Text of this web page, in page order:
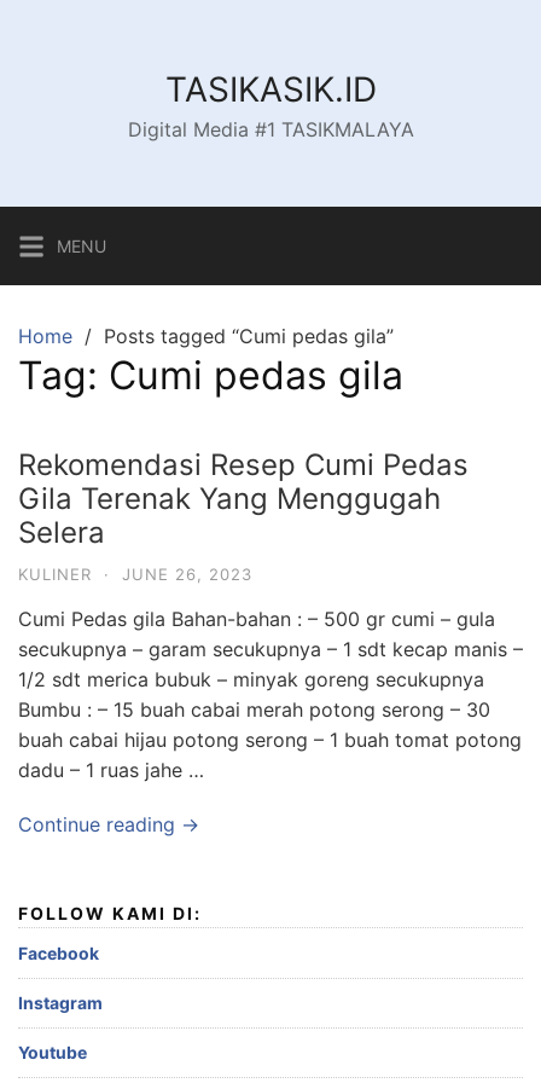
TASIKASIK.ID
Digital Media #1 TASIKMALAYA
MENU
Home Posts tagged “Cumi pedas gila”
Tag: Cumi pedas gila
Rekomendasi Resep Cumi Pedas
Gila Terenak Yang Menggugah
Selera
KULINER · JUNE 26, 2023
Cumi Pedas gila Bahan-bahan : – 500 gr cumi – gula
secukupnya – garam secukupnya – 1 sdt kecap manis –
1/2 sdt merica bubuk – minyak goreng secukupnya
Bumbu : – 15 buah cabai merah potong serong – 30
buah cabai hijau potong serong – 1 buah tomat potong
dadu – 1 ruas jahe …
Continue reading →
FOLLOW KAMI DI:
Facebook
Instagram
Youtube